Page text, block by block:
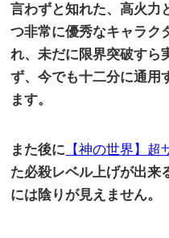
言わずと知れた、高火力
つ非常に優秀なキャラク
れ、未だに限界突破すら
ず、今でも十二分に通用
ます。
また後に 【神の世界】
た必殺レベル上げが出来
には陰りが見えません。